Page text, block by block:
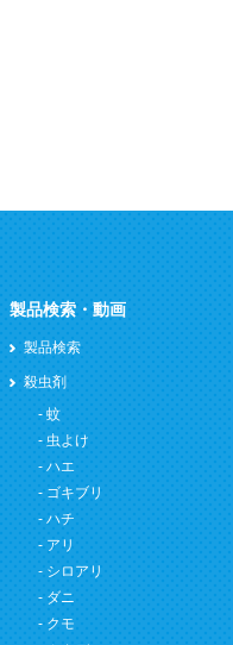
製品検索・動画
製品検索
殺虫剤
蚊
虫よけ
ハエ
ゴキブリ
ハチ
アリ
シロアリ
ダニ
クモ